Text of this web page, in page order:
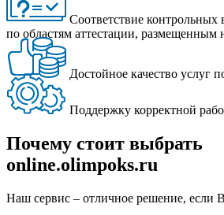
Соответствие контрольных
по областям аттестации, размещенным
Достойное качество услуг
Поддержку корректной
Почему стоит выбрать
online.olimpoks.ru
Наш сервис – отличное решение, если